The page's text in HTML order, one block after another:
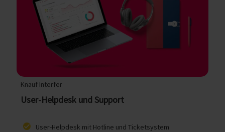
Knauf Interfer
User-Helpdesk und Support
User-Helpdesk mit Hotline und Ticketsystem